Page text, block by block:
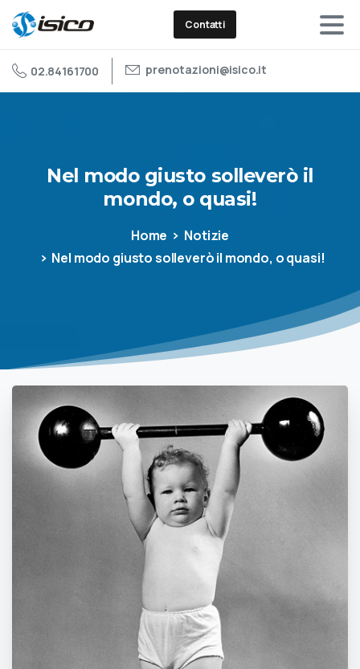
Contatti
02.84161700 prenotazioni@isico.it
Nel modo giusto solleverò il
mondo, o quasi!
Home
Notizie
Nel modo giusto solleverò il mondo, o quasi!